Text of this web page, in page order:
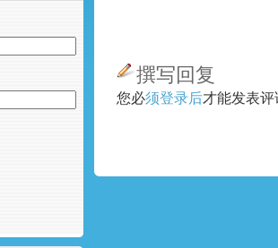
撰写回复
您必须登录后才能发表评